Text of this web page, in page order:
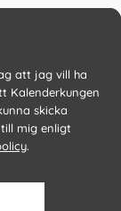
att jag vill ha
Kalenderkungen
skicka
mig enligt
.